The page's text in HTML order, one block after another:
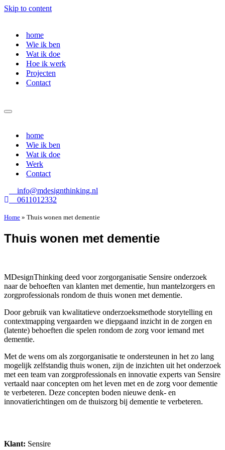
Skip to content
home
Wie ik ben
Wat ik doe
Hoe ik werk
Projecten
Contact
Navigation
home
Wie ik ben
Wat ik doe
Werk
Contact
info@mdesignthinking.nl
0611012332
Home » Thuis wonen met dementie
Thuis wonen met dementie
MDesignThinking deed voor zorgorganisatie Sensire onderzoek
naar de behoeften van klanten met dementie, hun mantelzorgers en
zorgprofessionals rondom de thuis wonen met dementie.
Door gebruik van kwalitatieve onderzoeksmethode storytelling en
contextmapping vergaarden we diepgaand inzicht in de zorgen en
(latente) behoeften die spelen rondom de zorg voor iemand met
dementie.
Met de wens om als zorgorganisatie te ondersteunen in het zo lang
mogelijk zelfstandig thuis wonen, zijn de inzichten uit het onderzoek
met een team van zorgprofessionals en innovatie experts van Sensire
vertaald naar concepten om het leven met en de zorg voor dementie
te verbeteren. Deze concepten boden nieuwe denk- en
innovatierichtingen om de thuiszorg bij dementie te verbeteren.
Klant: Sensire